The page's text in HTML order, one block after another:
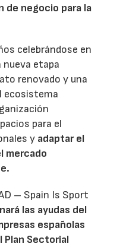
de negocio para la
celebrándose en
nueva etapa
renovado y una
ecosistema
para el
y adaptar el
mercado
– Spain Is Sport
las ayudas del
españolas
Sectorial